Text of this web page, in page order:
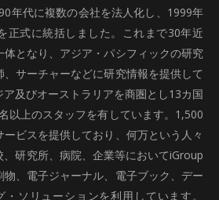
年代に複数の会社を法人化し、1999年
正式に統括しました。これまで30年近
体となり、アジア・パシフィックの研究
サーチャーなどに研究情報を提供して
及びオーストラリアを商圏とし13カ国
以上のスタッフを有しています。1,500
ビスを提供しており、何万という人々
研究所、病院、企業等においてiGroup
、電子ジャーナル、電子ブック、デー
ソリューションを利用しています。